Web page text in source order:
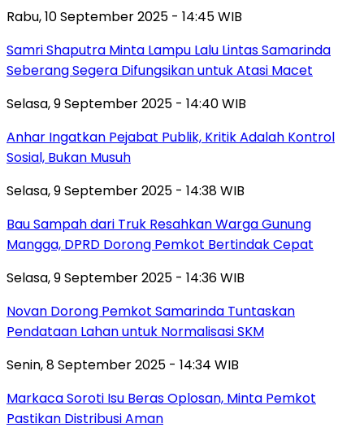
Rabu, 10 September 2025 - 14:45 WIB
Samri Shaputra Minta Lampu Lalu Lintas Samarinda
Seberang Segera Difungsikan untuk Atasi Macet
Selasa, 9 September 2025 - 14:40 WIB
Anhar Ingatkan Pejabat Publik, Kritik Adalah Kontrol
Sosial, Bukan Musuh
Selasa, 9 September 2025 - 14:38 WIB
Bau Sampah dari Truk Resahkan Warga Gunung
Mangga, DPRD Dorong Pemkot Bertindak Cepat
Selasa, 9 September 2025 - 14:36 WIB
Novan Dorong Pemkot Samarinda Tuntaskan
Pendataan Lahan untuk Normalisasi SKM
Senin, 8 September 2025 - 14:34 WIB
Markaca Soroti Isu Beras Oplosan, Minta Pemkot
Pastikan Distribusi Aman